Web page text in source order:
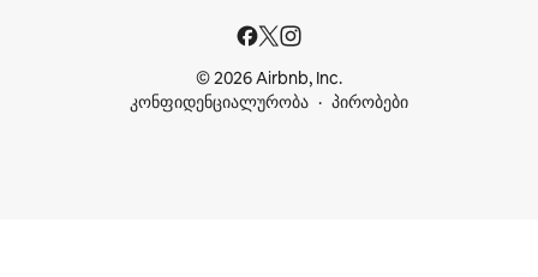
© 2026 Airbnb, Inc.
კონფიდენციალურობა
პირობები